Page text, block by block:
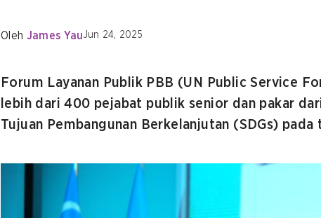
Oleh James YauJun 24, 2025
Forum Layanan Publik PBB (UN Public Service
lebih dari 400 pejabat publik senior dan pakar
Tujuan Pembangunan Berkelanjutan (SDGs) pada